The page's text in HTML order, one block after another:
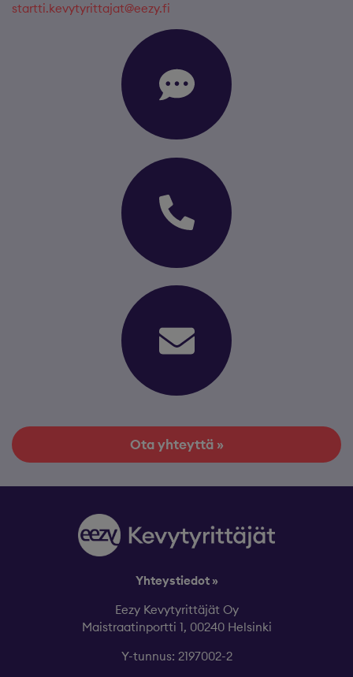
startti.kevytyrittajat@eezy.fi
Ota yhteyttä »
Yhteystiedot »
Eezy Kevytyrittäjät Oy
Maistraatinportti 1, 00240 Helsinki
Y-tunnus: 2197002-2